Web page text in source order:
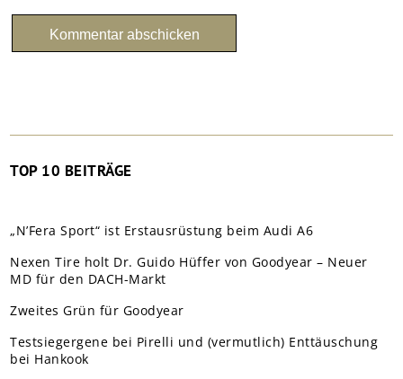
TOP 10 BEITRÄGE
„N’Fera Sport“ ist Erstausrüstung beim Audi A6
Nexen Tire holt Dr. Guido Hüffer von Goodyear – Neuer
MD für den DACH-Markt
Zweites Grün für Goodyear
Testsiegergene bei Pirelli und (vermutlich) Enttäuschung
bei Hankook